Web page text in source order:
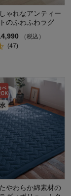
ゃれなアンティー
のふわふわラグ
（税込）
(47)
やわらか綿素材の